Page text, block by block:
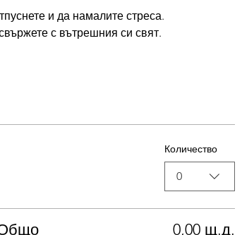
и да намалите стреса.
с вътрешния си свят.
Количество
0
0,00 щ.д.